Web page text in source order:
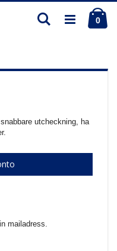
0
Söka
utcheckning, ha
mailadress.